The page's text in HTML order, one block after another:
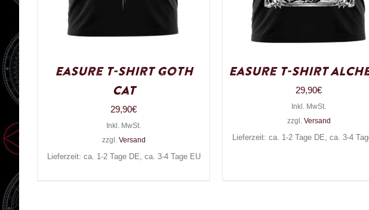
Easure T-Shirt Goth
Cat
29,90€
Inkl. MwSt.
zzgl. Versand
Lieferzeit: ca. 1-2 Tage DE, ca. 3-4 Tage EU
Easure T-Shirt
29,90€
Inkl. MwSt.
zzgl. Versand
Lieferzeit: ca. 1-2 Tage DE, ca. 3-4